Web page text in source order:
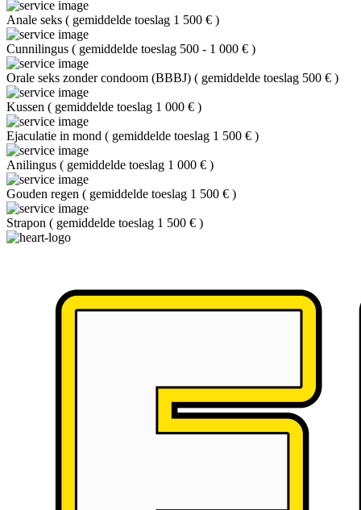
Anale seks ( gemiddelde toeslag 1 500 € )
Cunnilingus ( gemiddelde toeslag 500 - 1 000 € )
Orale seks zonder condoom (BBBJ) ( gemiddelde toeslag 500 € )
Kussen ( gemiddelde toeslag 1 000 € )
Ejaculatie in mond ( gemiddelde toeslag 1 500 € )
Anilingus ( gemiddelde toeslag 1 000 € )
Gouden regen ( gemiddelde toeslag 1 500 € )
Strapon ( gemiddelde toeslag 1 500 € )